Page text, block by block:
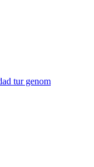
tur genom